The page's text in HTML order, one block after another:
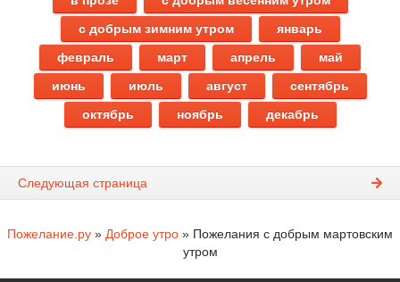
с добрым зимним утром
январь
февраль
март апрель
май
июнь
июль август
сентябрь
октябрь
ноябрь декабрь
Следующая страница
Пожелание.ру » Доброе утро » Пожелания с добрым мартовским
утром